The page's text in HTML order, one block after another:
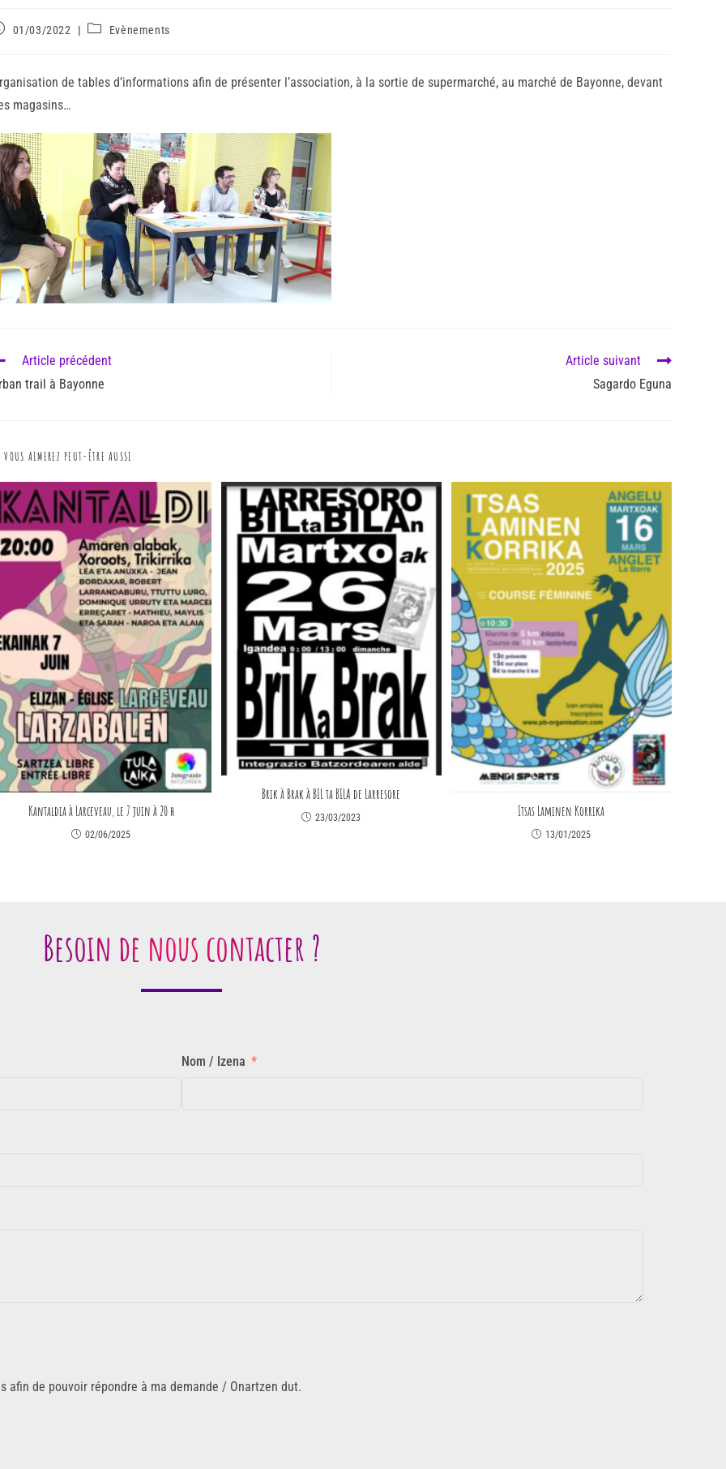
01/03/2022 Evènements
de tables d’informations afin de présenter l’association, à la sortie de supermarché, au marché de Bayonne, devant
magasins…
Article précédent
trail à Bayonne
Article suivant
Sagardo Eguna
VOUS AIMEREZ PEUT-ÊTRE AUSSI
Kantaldia à Larceveau, le 7 juin à 20 h
02/06/2025
Brik à Brak à BIL ta BILA de Larresore
23/03/2023 Itsas Laminen Korrika
13/01/2025
Besoin de nous contacter ?
Nom / Izena
de pouvoir répondre à ma demande / Onartzen dut.